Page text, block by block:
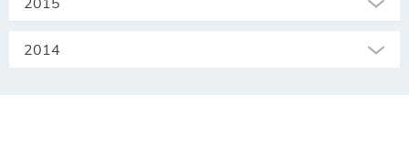
2014